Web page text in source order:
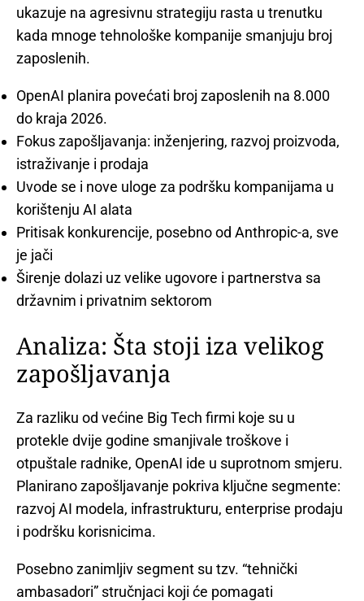
ukazuje na agresivnu strategiju rasta u trenutku
kada mnoge tehnološke kompanije smanjuju broj
zaposlenih.
OpenAI planira povećati broj zaposlenih na 8.000
do kraja 2026.
Fokus zapošljavanja: inženjering, razvoj proizvoda,
istraživanje i prodaja
Uvode se i nove uloge za podršku kompanijama u
korištenju AI alata
Pritisak konkurencije, posebno od Anthropic-a, sve
je jači
Širenje dolazi uz velike ugovore i partnerstva sa
državnim i privatnim sektorom
Analiza: Šta stoji iza velikog
zapošljavanja
Za razliku od većine Big Tech firmi koje su u
protekle dvije godine smanjivale troškove i
otpuštale radnike, OpenAI ide u suprotnom smjeru.
Planirano zapošljavanje pokriva ključne segmente:
razvoj AI modela, infrastrukturu, enterprise prodaju
i podršku korisnicima.
Posebno zanimljiv segment su tzv. “tehnički
ambasadori” stručnjaci koji će pomagati